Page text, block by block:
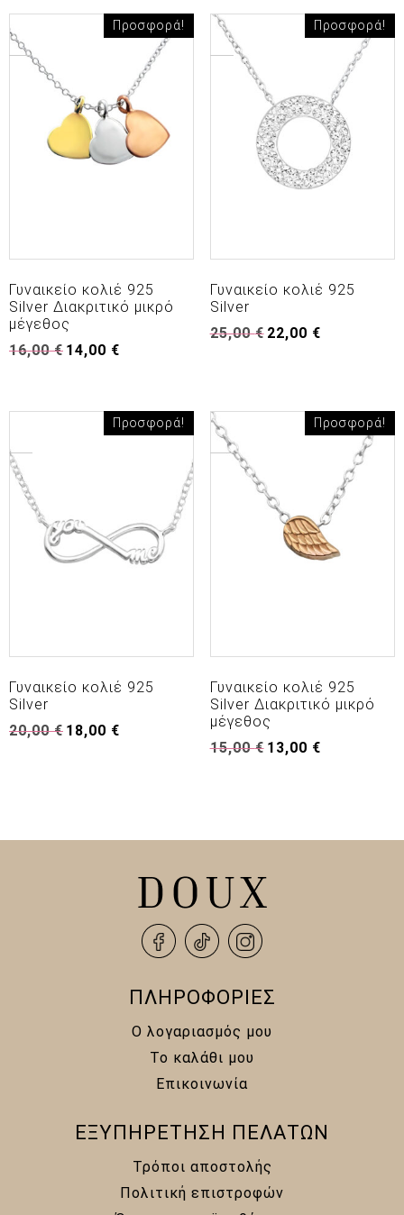
Προσφορά!
Γυναικείο κολιέ 925
Silver Διακριτικό μικρό
μέγεθος
16,00€ Original
14,00 €
14,00 €.
Προσφορά!
Γυναικείο κολιέ 925
Silver
25,00€ Original
22,00 €Η
Προσφορά!
Γυναικείο κολιέ 925
Silver
20,00€ Original
18,00 €
Προσφορά!
Γυναικείο κολιέ 925
Silver Διακριτικό μικρό
μέγεθος
15,00€ Original
13,00 €Η
ΠΛΗΡΟΦΟΡΙΕΣ
Ο λογαριασμός μου
Το καλάθι μου
Επικοινωνία
ΕΞΥΠΗΡΕΤΗΣΗ ΠΕΛΑΤΩΝ
Τρόποι αποστολής
Πολιτική επιστροφών